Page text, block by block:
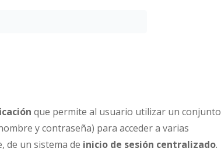
que permite al usuario utilizar un conjunto
y contraseña) para acceder a varias
de un sistema de inicio de sesión centralizado.